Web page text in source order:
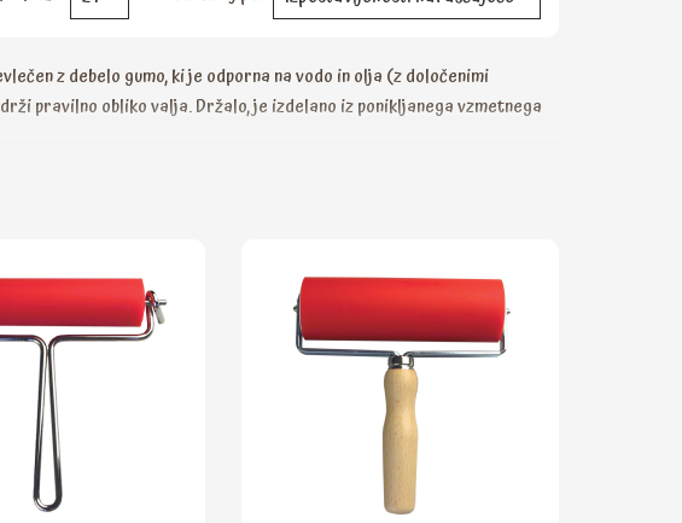
z debelo gumo, ki je odporna na vodo in olja (z določenimi
pravilno obliko valja. Držalo, je izdelano iz ponikljanega vzmetnega